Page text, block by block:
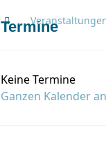
Termine
Keine Termine
Ganzen Kalender